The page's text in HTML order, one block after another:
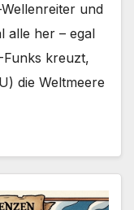
und
alle her – egal
kreuzt,
die Weltmeere